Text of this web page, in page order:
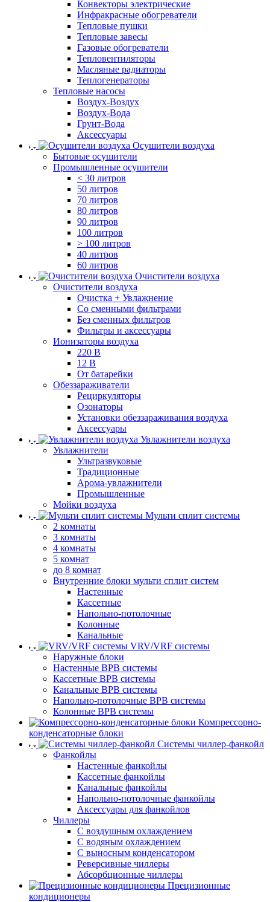
Конвекторы электрические
Инфракрасные обогреватели
Тепловые пушки
Тепловые завесы
Газовые обогреватели
Тепловентиляторы
Масляные радиаторы
Теплогенераторы
Тепловые насосы
Воздух-Воздух
Воздух-Вода
Грунт-Вода
Аксессуары
Осушители воздуха
Бытовые осушители
Промышленные осушители
< 30 литров
50 литров
70 литров
80 литров
90 литров
100 литров
> 100 литров
40 литров
60 литров
Очистители воздуха
Очистители воздуха
Очистка + Увлажнение
Cо сменными фильтрами
Без сменных фильтров
Фильтры и аксессуары
Ионизаторы воздуха
220 В
12 В
От батарейки
Обеззараживатели
Рециркуляторы
Озонаторы
Установки обеззараживания воздуха
Аксессуары
Увлажнители воздуха
Увлажнители
Ультразвуковые
Традиционные
Арома-увлажнители
Промышленные
Мойки воздуха
Мульти сплит системы
2 комнаты
3 комнаты
4 комнаты
5 комнат
до 8 комнат
Внутренние блоки мульти сплит систем
Настенные
Кассетные
Напольно-потолочные
Колонные
Канальные
VRV/VRF системы
Наружные блоки
Настенные ВРВ системы
Кассетные ВРВ системы
Канальные ВРВ системы
Напольно-потолочные ВРВ системы
Колонные ВРВ системы
Компрессорно-
конденсаторные блоки
Системы чиллер-фанкойл
Фанкойлы
Настенные фанкойлы
Кассетные фанкойлы
Канальные фанкойлы
Напольно-потолочные фанкойлы
Аксессуары для фанкойлов
Чиллеры
С воздушным охлаждением
С водяным охлаждением
С выносным конденсатором
Реверсивные чиллеры
Абсорбционные чиллеры
Прецизионные
кондиционеры